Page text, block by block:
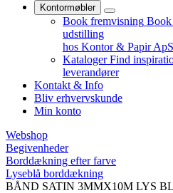
Kontormøbler
Book fremvisning Book
udstilling
hos Kontor & Papir
Kataloger Find
leverandører
Kontakt & Info
Bliv erhvervskunde
Min konto
Webshop
Begivenheder
Borddækning efter farve
Lyseblå borddækning
BÅND SATIN 3MMX10M LYS